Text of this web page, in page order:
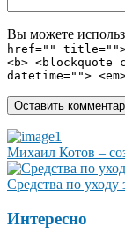
Вы можете
href=""
<b> <blockquote
datetime="">
Михаил Котов –
Средства по уходу
Интересно